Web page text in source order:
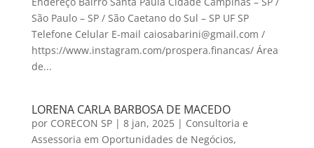
São Paulo – SP / São Caetano do Sul – SP UF SP
Telefone Celular E-mail caiosabarini@gmail.com /
https://www.instagram.com/prospera.financas/ Área
de...
LORENA CARLA BARBOSA DE MACEDO
por CORECON SP| 8 jan, 2025| Consultoria e
Assessoria em Oportunidades de Negócios,